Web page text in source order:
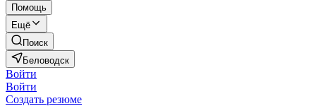
Помощь
Ещё
Поиск
Беловодск
Войти
Войти
Создать резюме